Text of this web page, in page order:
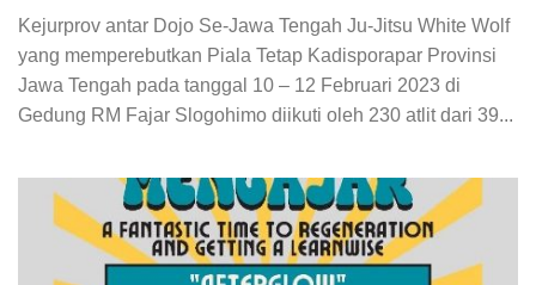
Kejurprov antar Dojo Se-Jawa Tengah Ju-Jitsu White Wolf
yang memperebutkan Piala Tetap Kadisporapar Provinsi
Jawa Tengah pada tanggal 10 – 12 Februari 2023 di
Gedung RM Fajar Slogohimo diikuti oleh 230 atlit dari 39...